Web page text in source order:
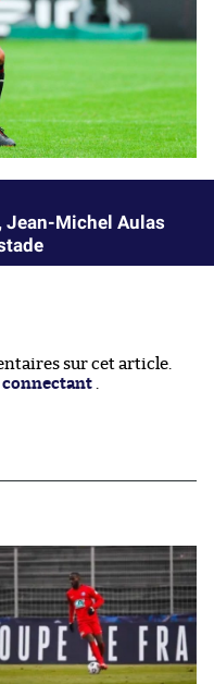
Jean-Michel Aulas
sur cet article.
connectant .